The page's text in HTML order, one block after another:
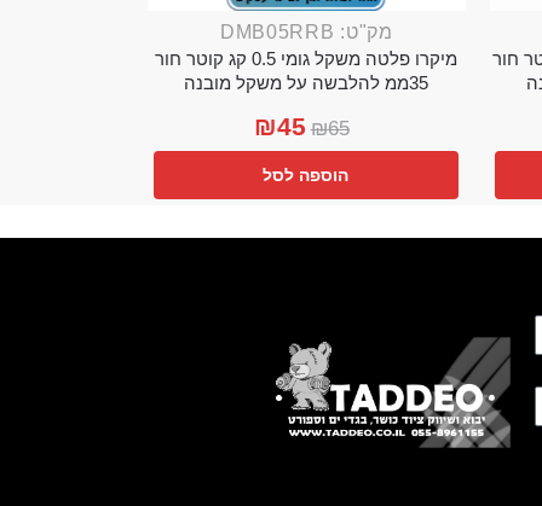
0.25 קג קוטר חור
מק"ט: DMB05RRB
מיקרו פלטה משקל גומי 0.5 קג קוטר חור
35ממ להלבשה על משקל מובנה
₪65
₪45
הוספה לסל